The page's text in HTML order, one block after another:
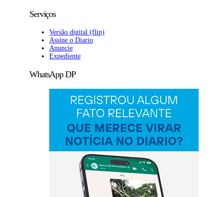
Serviços
Versão digital (flip)
Assine o Diario
Anuncie
Expediente
WhatsApp DP